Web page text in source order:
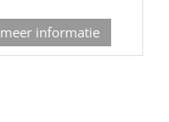
meer informatie